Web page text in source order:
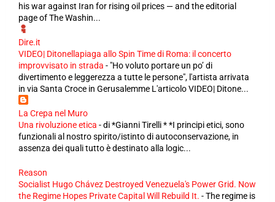
his war against Iran for rising oil prices — and the editorial
page of The Washin...
Dire.it
VIDEO| Ditonellapiaga allo Spin Time di Roma: il concerto
improvvisato in strada - "Ho voluto portare un po’ di
divertimento e leggerezza a tutte le persone", l'artista arrivata
in via Santa Croce in Gerusalemme L'articolo VIDEO| Ditone...
La Crepa nel Muro
Una rivoluzione etica -di *Gianni Tirelli * *I principi etici, sono
funzionali al nostro spirito/istinto di autoconservazione, in
assenza dei quali tutto è destinato alla logic...
Reason
Socialist Hugo Chávez Destroyed Venezuela's Power Grid. Now
the Regime Hopes Private Capital Will Rebuild It. -The regime is